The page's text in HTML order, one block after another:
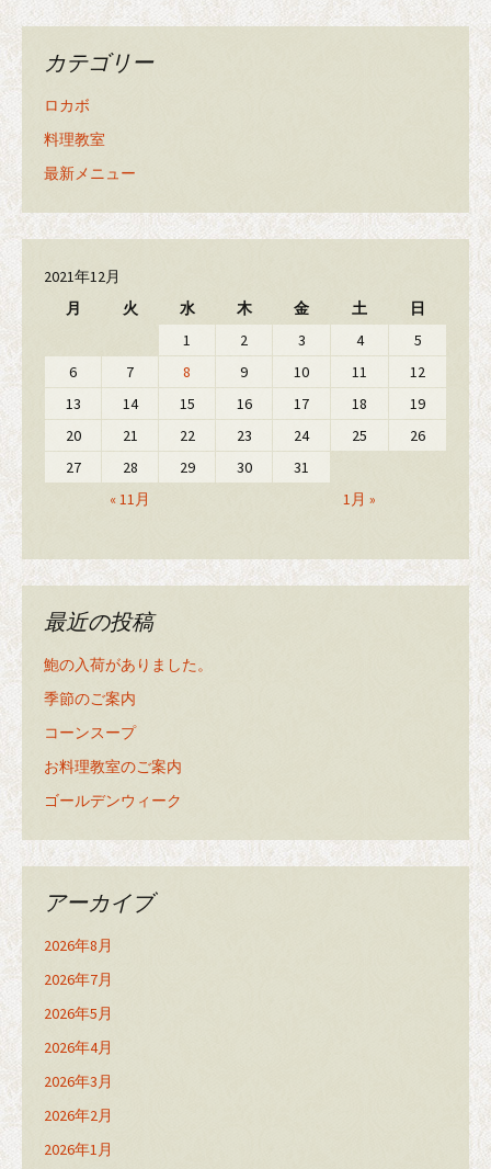
カテゴリー
ロカボ
料理教室
最新メニュー
2021年12月
月
火 水 木 金 土 日
« 11月 1月 »
1 2 3 4
5
6
7 8 9 10 11
12
13
14 15 16 17 18
19
20
21 22 23 24 25
26
27
28 29 30 31
最近の投稿
鮑の入荷がありました。
季節のご案内
コーンスープ
お料理教室のご案内
ゴールデンウィーク
アーカイブ
2026年8月
2026年7月
2026年5月
2026年4月
2026年3月
2026年2月
2026年1月